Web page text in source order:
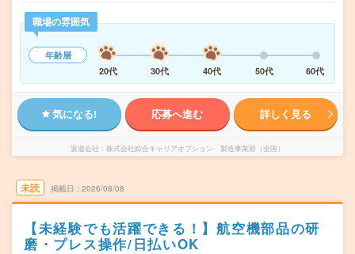
職場の雰囲気
年齢層
20代
30代 40代 50代 60代
気になる! 応募へ進む 詳しく見る
派遣会社 株式会社綜合キャリアオプション 製造事業部（全国）
未読 掲載日 2026/08/08
【未経験でも活躍できる！】航空機部品の研
磨・プレス操作/日払いOK